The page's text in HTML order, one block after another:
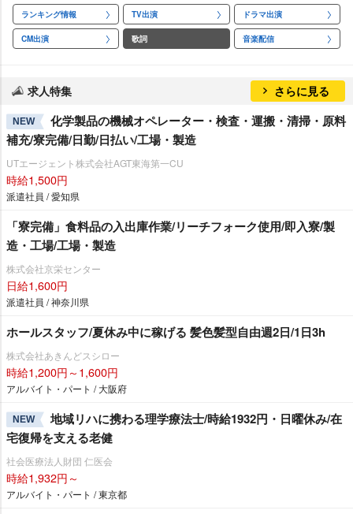
ランキング情報 TV出演 ドラマ出演
CM出演 歌詞 音楽配信
求人特集 さらに見る
NEW
化学製品の機械オペレーター・検査・運搬・清掃・原料
補充/寮完備/日勤/日払い/工場・製造
UTエージェント株式会社AGT東海第一CU
時給1,500円
派遣社員 / 愛知県
「寮完備」食料品の入出庫作業/リーチフォーク使用/即入寮/製
造・工場/工場・製造
株式会社京栄センター
日給1,600円
派遣社員 / 神奈川県
ホールスタッフ/夏休み中に稼げる 髪色髪型自由週2日/1日3h
株式会社あきんどスシロー
時給1,200円～1,600円
アルバイト・パート / 大阪府
NEW
地域リハに携わる理学療法士/時給1932円・日曜休み/在
宅復帰を支える老健
社会医療法人財団 仁医会
時給1,932円～
アルバイト・パート / 東京都